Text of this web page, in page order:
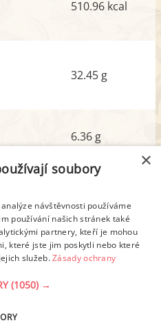
510.96 kcal
32.45 g
6.36 g
4.94 g
38.31 g
12.47 g
rozpis
×
soubory
návštěvnosti používáme
používání našich stránek také
partnery, kteří je mohou
které jste jim poskytli nebo které
služeb.Zásady ochrany
(1050) →